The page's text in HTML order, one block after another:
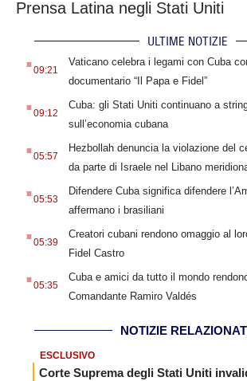
Prensa Latina negli Stati Uniti
ULTIME NOTIZIE
.09:21
Vaticano celebra i legami con Cuba
documentario “Il Papa e Fidel”
.09:12
Cuba: gli Stati Uniti continuano a
sull’economia cubana
.05:57
Hezbollah denuncia la violazione del
da parte di Israele nel Libano
.05:53
Difendere Cuba significa difendere
affermano i brasiliani
.05:39
Creatori cubani rendono omaggio al
Fidel Castro
.05:35
Cuba e amici da tutto il mondo
Comandante Ramiro Valdés
NOTIZIE
ESCLUSIVO
Corte Suprema degli Stati Uniti